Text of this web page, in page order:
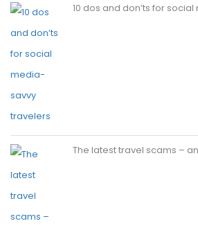
10 dos and don’ts for
The latest travel scams –